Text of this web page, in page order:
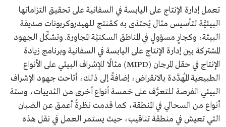
تعمل إدارة الإنتاج على اليابسة في السفانية على تحقيق التزاماتها
البيئيَّة لتأسيس مثال يُحتذى به كمُنتج للهيدروكربونات صديقة
البيئة، وكجارٍ مسؤولٍ في المناطق السكنيَّة المجاورة. وتشكِّل الجهود
المشتركة بين إدارة الإنتاج على اليابسة في السفانية وبرنامج زيادة
الإنتاج في حقل المرجان (MIPD) مثالًا للإشراف البيئي على الأنواع
الطبيعية المُهدَّدة بالانقراض، إضافةً إلى ذلك، أتاحت جهود الإشراف
البيئي الفرصة للتعرُّف على خمسة أنواع أخرى من الثدييات، وستة
أنواع من السحالي في المنطقة، كما قدمت نظرةً أعمق عن الضبان
التي تعيش في منطقة تناقيب، حيث يستمر العمل في نقل هذه